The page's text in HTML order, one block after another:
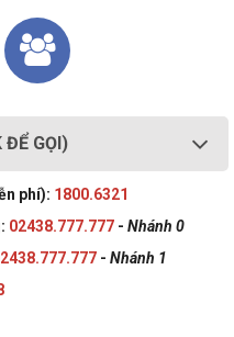
ĐỂ GỌI)
phí): 1800.6321
02438.777.777 - Nhánh 0
- Nhánh 1